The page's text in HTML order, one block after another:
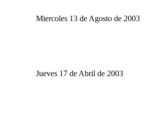
Miercoles 13 de Agosto de 2003
Jueves 17 de Abril de 2003